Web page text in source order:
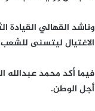
وناشد القهالي
الاغتيال ليتسنى
فيما أكد محمد
أجل الوطن.